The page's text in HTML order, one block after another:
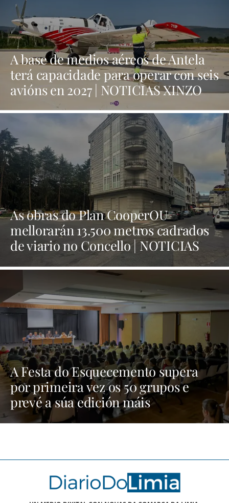
A base de medios aéreos de Antela
terá capacidade para operar con seis
avións en 2027 | NOTICIAS XINZO
As obras do Plan CooperOU
mellorarán 13.500 metros cadrados
de viario no Concello | NOTICIAS
A Festa do Esquecemento supera
por primeira vez os 50 grupos e
prevé a súa edición máis
multitudinaria | NOTICIAS XINZO